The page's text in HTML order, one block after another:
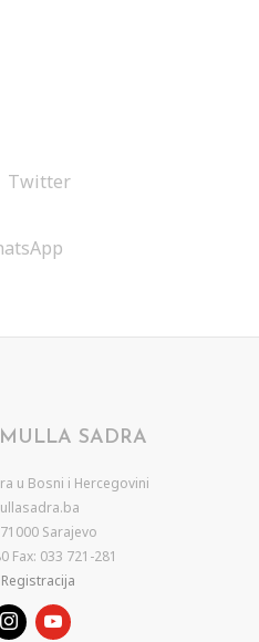
Twitter
SADRA
u Bosni i Hercegovini
Sarajevo
Fax: 033 721-281
Registracija